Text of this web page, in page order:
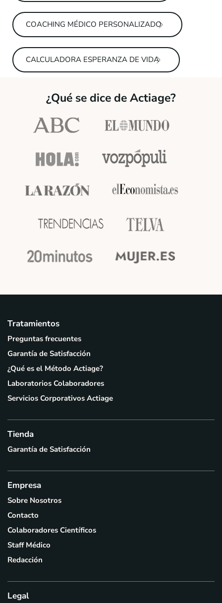
COACHING MÉDICO PERSONALIZADO
CALCULADORA ESPERANZA DE VIDA
¿Qué se dice de Actiage?
Tratamientos
Preguntas frecuentes
Garantía de Satisfacción
¿Qué es el Método Actiage?
Laboratorios Colaboradores
Servicios Corporativos Actiage
Tienda
Garantía de Satisfacción
Empresa
Sobre Nosotros
Contacto
Colaboradores Científicos
Staff Médico
Redacción
Legal